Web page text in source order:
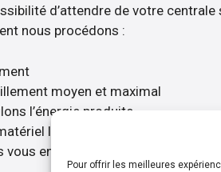
Pour offrir les meilleures
d’attendre de votre centrale
nous procédons :
moyen et maximal
l’énergie produite
le plus adéquat
vous envoyons notre devis